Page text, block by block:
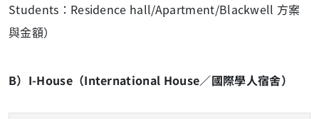
Students：Residence hall/Apartment/Blackwell 方案
與金額）
B）I-House（International House／國際學人宿舍）